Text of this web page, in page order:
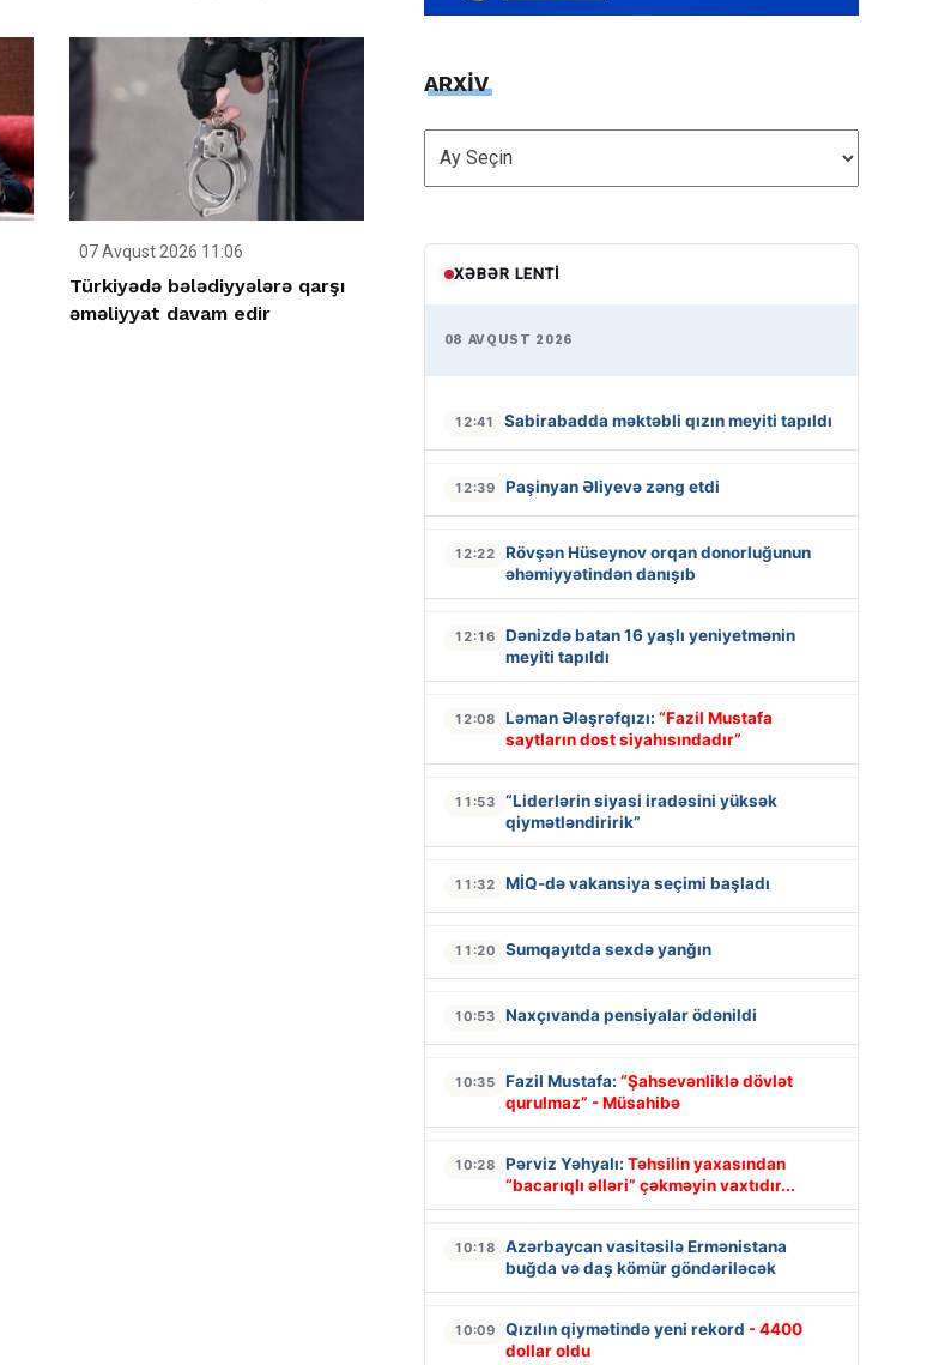
07 Avqust 2026 11:06
Türkiyədə bələdiyyələrə qarşı
əməliyyat davam edir
ARXİV
ARXİV
XƏBƏR LENTI
08 AVQUST 2026
12:41 Sabirabadda məktəbli qızın meyiti tapıldı
12:39 Paşinyan Əliyevə zəng etdi
12:22
Rövşən Hüseynov orqan donorluğunun
əhəmiyyətindən danışıb
12:16
Dənizdə batan 16 yaşlı yeniyetmənin
meyiti tapıldı
12:08 Ləman Ələşrəfqızı: “Fazil Mustafa
saytların dost siyahısındadır”
11:53
“Liderlərin siyasi iradəsini yüksək
qiymətləndiririk”
11:32 MİQ-də vakansiya seçimi başladı
11:20 Sumqayıtda sexdə yanğın
10:53 Naxçıvanda pensiyalar ödənildi
10:35 Fazil Mustafa: “Şahsevənliklə dövlət
qurulmaz” - Müsahibə
10:28 Pərviz Yəhyalı: Təhsilin yaxasından
“bacarıqlı əlləri” çəkməyin vaxtıdır...
10:18
Azərbaycan vasitəsilə Ermənistana
buğda və daş kömür göndəriləcək
10:09 Qızılın qiymətində yeni rekord - 4400
dollar oldu